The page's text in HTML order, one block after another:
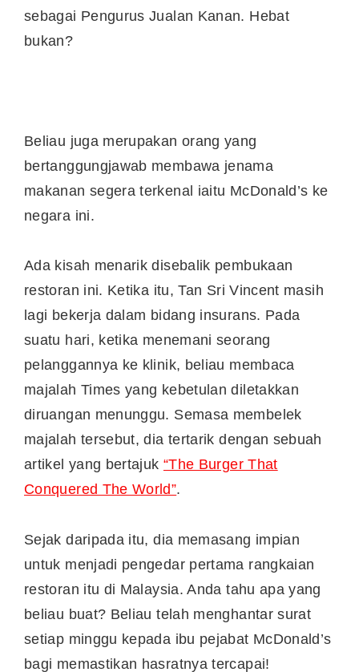
sebagai Pengurus Jualan Kanan. Hebat
bukan?
Beliau juga merupakan orang yang
bertanggungjawab membawa jenama
makanan segera terkenal iaitu McDonald’s ke
negara ini.
Ada kisah menarik disebalik pembukaan
restoran ini. Ketika itu, Tan Sri Vincent masih
lagi bekerja dalam bidang insurans. Pada
suatu hari, ketika menemani seorang
pelanggannya ke klinik, beliau membaca
majalah Times yang kebetulan diletakkan
diruangan menunggu. Semasa membelek
majalah tersebut, dia tertarik dengan sebuah
artikel yang bertajuk “The Burger That
Conquered The World”.
Sejak daripada itu, dia memasang impian
untuk menjadi pengedar pertama rangkaian
restoran itu di Malaysia. Anda tahu apa yang
beliau buat? Beliau telah menghantar surat
setiap minggu kepada ibu pejabat McDonald’s
bagi memastikan hasratnya tercapai!